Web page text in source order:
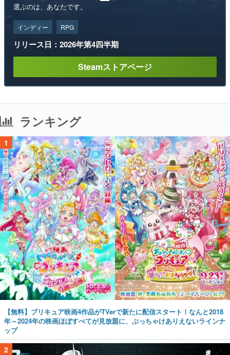
選ぶのは、あなたです。
インディー RPG
リリース日：2026年第4四半期
Steamストアページ
ランキング
1
【無料】プリキュア映画4作品がTVerで新たに配信スタート！なんと2018
年～2024年の映画ほぼすべてが見放題に、ぶっちゃけありえないラインナ
ップ
2